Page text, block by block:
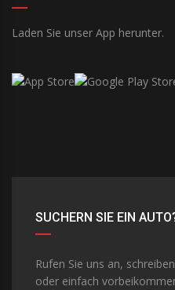
Laden Sie unser App herunter.
SUCHERN SIE EIN
Rufen Sie uns an,
oder einfach